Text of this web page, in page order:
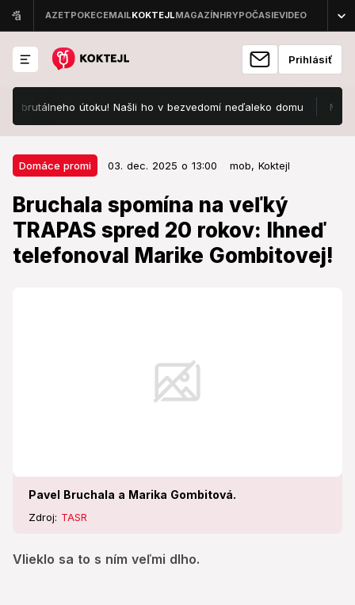
Prihlásiť
útoku! Našli ho v bezvedomí neďaleko domu Mario
Domáce promi 03. dec. 2025 o 13:00 mob, Koktejl
Bruchala spomína na veľký
TRAPAS spred 20 rokov: Ihneď
telefonoval Marike Gombitovej!
Pavel Bruchala a Marika Gombitová.
Zdroj: TASR
Vlieklo sa to s ním veľmi dlho.
Domáce promi 03. dec. 2025 o 13:00
Bruchala spomína na veľký
TRAPAS spred 20 rokov: Ihneď
telefonoval Marike Gombitovej!